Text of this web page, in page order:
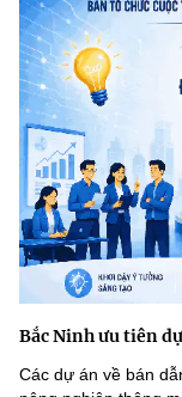
Bắc Ninh ưu tiên
Các dự án về bán